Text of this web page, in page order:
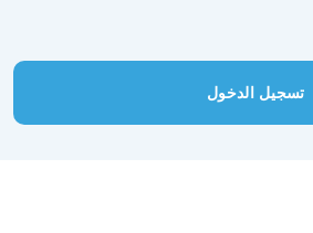
تسجيل الدخول